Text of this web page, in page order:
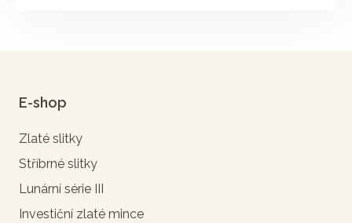
E-shop
Zlaté slitky
Stříbrné slitky
Lunární série III
Investiční zlaté mince